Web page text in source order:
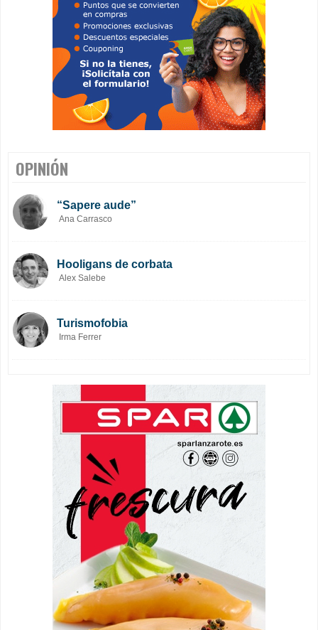
OPINIÓN
“Sapere aude”
Ana Carrasco
Hooligans de corbata
Alex Salebe
Turismofobia
Irma Ferrer